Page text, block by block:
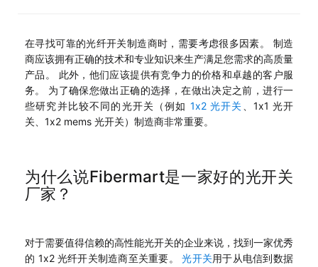
在寻找可靠的光纤开关制造商时，需要考虑很多因素。 制造
商应该拥有正确的技术和专业知识来生产满足您需求的高质量
产品。 此外，他们应该提供有竞争力的价格和卓越的客户服
务。 为了确保您做出正确的选择，在做出决定之前，进行一
些研究并比较不同的光开关（例如 1x2 光开关 、1x1 光开
关、1x2 mems 光开关）制造商非常重要。
为什么说Fibermart是一家好的光开关
厂家？
对于需要值得信赖的高性能光开关的企业来说，找到一家优秀
的 1x2 光纤开关制造商至关重要。
光开关用于从电信到数据